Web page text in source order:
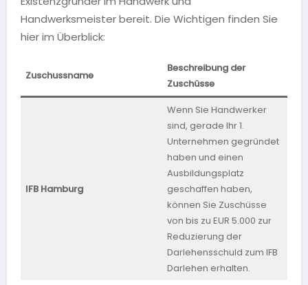
Handwerksmeister bereit. Die Wichtigen finden Sie
hier im Überblick:
Zuschussname
Beschreibung der
Zuschüsse
IFB Hamburg
Wenn Sie Handwerker
sind, gerade Ihr 1.
Unternehmen gegründet
haben und einen
Ausbildungsplatz
geschaffen haben,
können Sie Zuschüsse
von bis zu EUR 5.000 zur
Reduzierung der
Darlehensschuld zum IFB
Darlehen erhalten.